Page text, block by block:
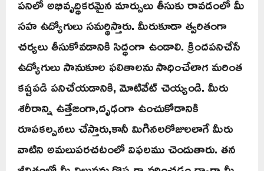
పనిలో అభివృద్ధికరమైన మార్పులు తీసుకు రావడంలో మీ
సహ ఉద్యోగులు సమర్థిస్తారు. మీరుకూడా త్వరితంగా
చర్యలు తీసుకోవడానికి సిద్ధంగా ఉండాలి. క్రిందపనిచేసే
ఉద్యోగులు సానుకూల ఫలితాలను సాధించేలాగ మరింత
కష్టపడి పనిచేయడానికి, మోటివేట్ చెయ్యండి. మీరు
శరీరాన్ని ఉత్తేజంగా,దృఢంగా ఉంచుకోడానికి
రూపకల్పనలు చేస్తారు,కానీ మిగినలరోజులలాగే మీరు
వాటిని అమలుపరచటంలో విఫలము చెందుతారు. తన